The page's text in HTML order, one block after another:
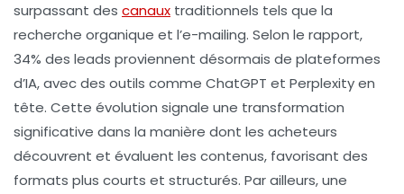
surpassant des canaux traditionnels tels que la
recherche organique et l’e-mailing. Selon le rapport,
34% des leads proviennent désormais de plateformes
d’IA, avec des outils comme ChatGPT et Perplexityen
tête. Cette évolution signale une transformation
significative dans la manière dont les acheteurs
découvrent et évaluent les contenus, favorisant des
formats plus courts et structurés. Par ailleurs, une